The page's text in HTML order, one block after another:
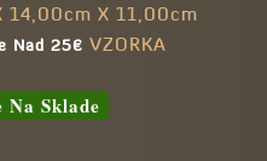
14,00cm X 11,00cm
Nad 25€ VZORKA
Na Sklade